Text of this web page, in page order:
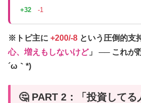
+32 -1
※トピ主に +200/-8 という圧倒的支
心、増えもしないけど」 ── これが
´ω｀*)
🤔 PART 2：「投資してる